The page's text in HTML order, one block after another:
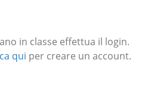
in classe effettua il login.
qui per creare un account.